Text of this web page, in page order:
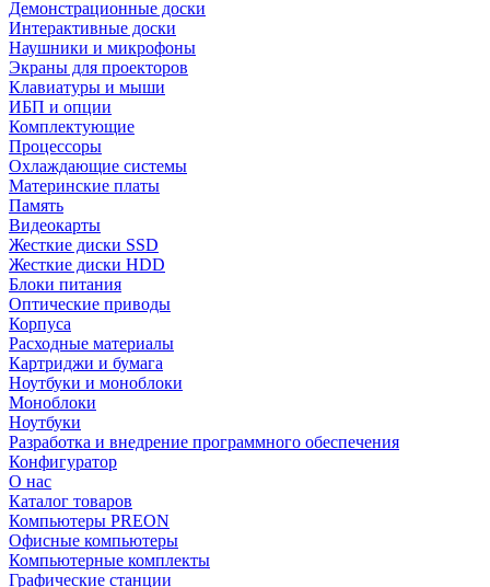
Демонстрационные доски
Интерактивные доски
Наушники и микрофоны
Экраны для проекторов
Клавиатуры и мыши
ИБП и опции
Комплектующие
Процессоры
Охлаждающие системы
Материнские платы
Память
Видеокарты
Жесткие диски SSD
Жесткие диски HDD
Блоки питания
Оптические приводы
Корпуса
Расходные материалы
Картриджи и бумага
Ноутбуки и моноблоки
Моноблоки
Ноутбуки
Разработка и внедрение программного обеспечения
Конфигуратор
О нас
Каталог товаров
Компьютеры PREON
Офисные компьютеры
Компьютерные комплекты
Графические станции